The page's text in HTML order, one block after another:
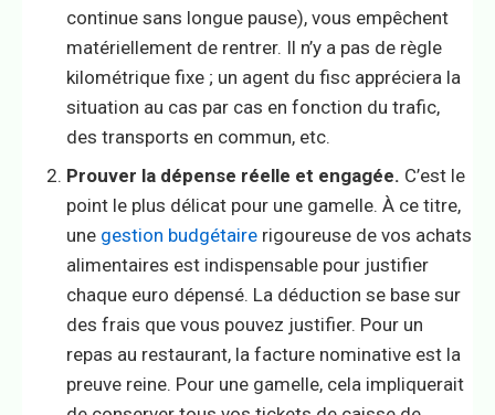
continue sans longue pause), vous empêchent
matériellement de rentrer. Il n’y a pas de règle
kilométrique fixe ; un agent du fisc appréciera la
situation au cas par cas en fonction du trafic,
des transports en commun, etc.
Prouver la dépense réelle et engagée. C’est le
point le plus délicat pour une gamelle. À ce titre,
une gestion budgétaire rigoureuse de vos achats
alimentaires est indispensable pour justifier
chaque euro dépensé. La déduction se base sur
des frais que vous pouvez justifier. Pour un
repas au restaurant, la facture nominative est la
preuve reine. Pour une gamelle, cela impliquerait